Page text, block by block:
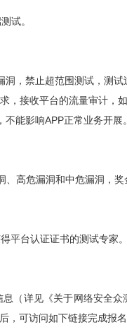
试。
，禁止超范围测试，测试
接收平台的流量审计，
能影响APP正常业务开展
高危漏洞和中危漏洞，
平台认证证书的测试专家
（详见《关于网络安全
，可访问如下链接完成报